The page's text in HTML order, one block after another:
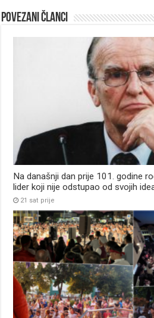
Povezani članci
Na današnji dan prije 101. godine
lider koji nije odstupao od svojih
21 sat prije